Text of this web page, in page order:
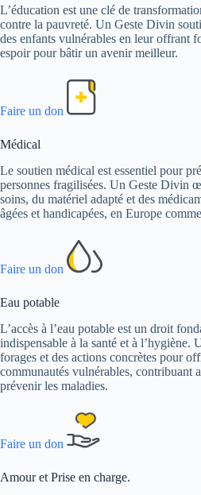
L’éducation est une clé de
contre la pauvreté. Un Geste Divin
des enfants vulnérables en leur offrant
espoir pour bâtir un avenir meilleur.
Faire un don
Médical
Le soutien médical est essentiel pour
personnes fragilisées. Un Geste Divin
soins, du matériel adapté et des
âgées et handicapées, en Europe
Faire un don
Eau potable
L’accès à l’eau potable est un droit
indispensable à la santé et à l’hygiène.
forages et des actions concrètes pour
communautés vulnérables, contribuant
prévenir les maladies.
Faire un don
Amour et Prise en charge.